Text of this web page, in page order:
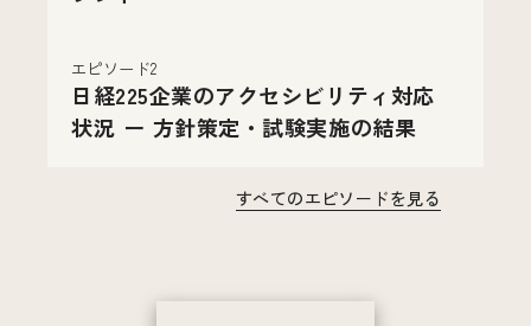
エピソード2
日経225企業のアクセシビリティ対応
状況 ー 方針策定・試験実施の結果
すべてのエピソードを見る